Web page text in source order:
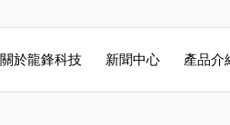
關於龍鋒科技 新聞中心 產品介